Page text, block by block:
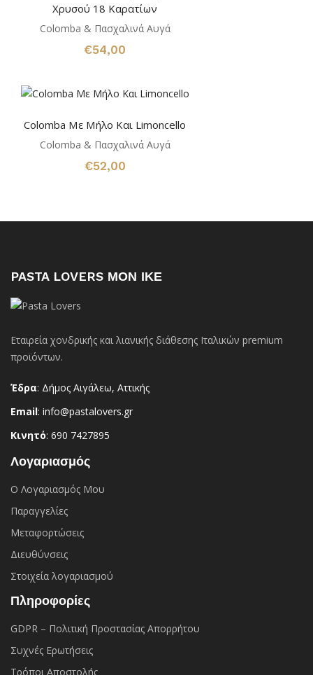
Χρυσού 18 Καρατίων
Colomba & Πασχαλινά Αυγά
€54,00
Colomba Mε Μήλο Και Limoncello
Colomba & Πασχαλινά Αυγά
€52,00
PASTA LOVERS ΜΟΝ ΙΚΕ
Εταιρεία χονδρικής και λιανικής διάθεσης Ιταλικών premium
προϊόντων.
Έδρα: Δήμος Αιγάλεω, Αττικής
Email: info@pastalovers.gr
Κινητό: 690 7427895
Λογαριασμός
Ο Λογαριασμός Μου
Παραγγελίες
Μεταφορτώσεις
Διευθύνσεις
Στοιχεία λογαριασμού
Πληροφορίες
GDPR – Πολιτική Προστασίας Απορρήτου
Συχνές Eρωτήσεις
Τρόποι Αποστολής